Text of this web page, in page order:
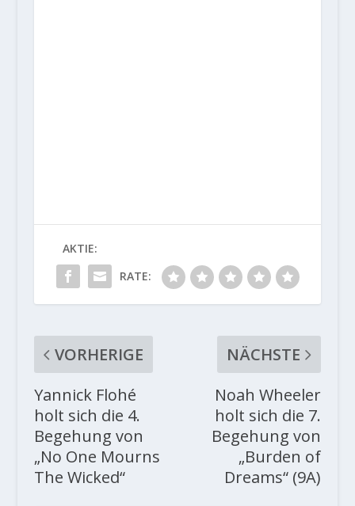
AKTIE:
RATE:
VORHERIGE
Yannick Flohé
holt sich die 4.
Begehung von
„No One Mourns
The Wicked“
NÄCHSTE
Noah Wheeler
holt sich die 7.
Begehung von
„Burden of
Dreams“ (9A)